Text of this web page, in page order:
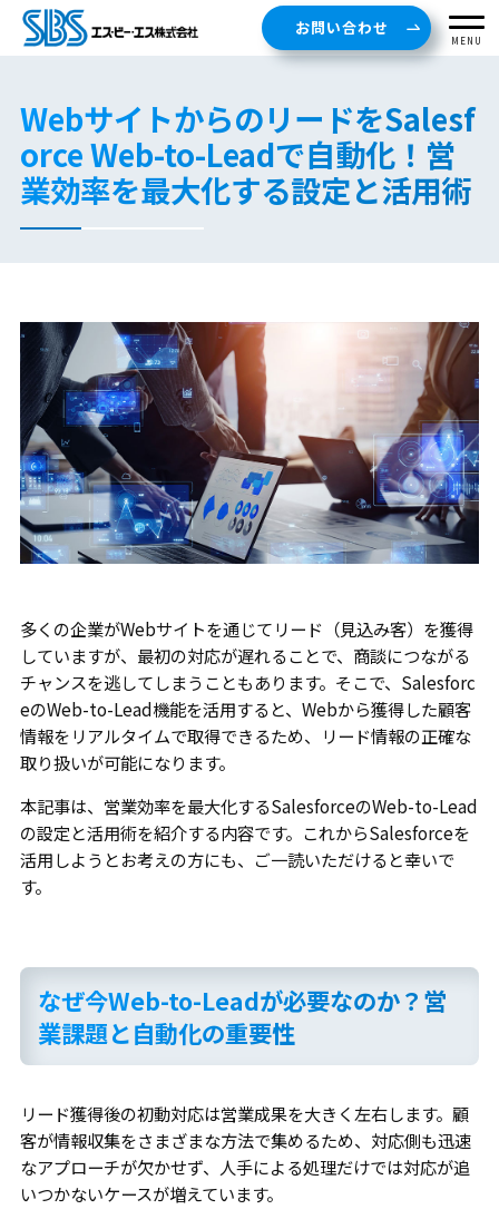
MENU
お問い合わせ
WebサイトからのリードをSalesf
orce Web-to-Leadで自動化！営
業効率を最大化する設定と活用術
多くの企業がWebサイトを通じてリード（見込み客）を獲得
していますが、最初の対応が遅れることで、商談につながる
チャンスを逃してしまうこともあります。そこで、Salesforc
eのWeb-to-Lead機能を活用すると、Webから獲得した顧客
情報をリアルタイムで取得できるため、リード情報の正確な
取り扱いが可能になります。
本記事は、営業効率を最大化するSalesforceのWeb-to-Lead
の設定と活用術を紹介する内容です。これからSalesforceを
活用しようとお考えの方にも、ご一読いただけると幸いで
す。
なぜ今Web-to-Leadが必要なのか？営
業課題と自動化の重要性
リード獲得後の初動対応は営業成果を大きく左右します。顧
客が情報収集をさまざまな方法で集めるため、対応側も迅速
なアプローチが欠かせず、人手による処理だけでは対応が追
いつかないケースが増えています。